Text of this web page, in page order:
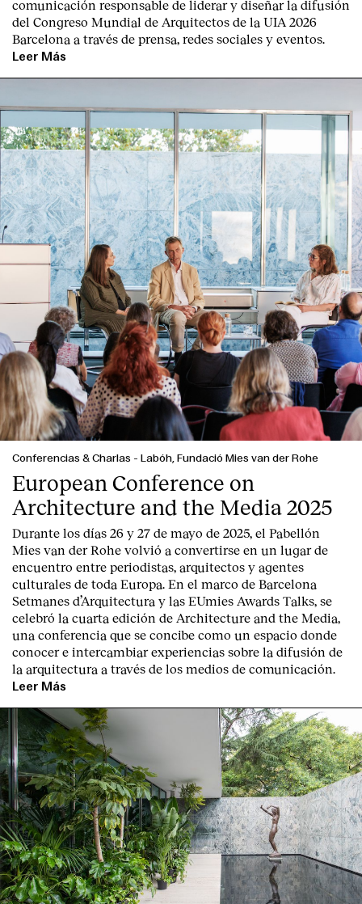
Contacto
comunicación responsable de liderar y diseñar la difusión
del Congreso Mundial de Arquitectos de la UIA 2026
Barcelona a través de prensa, redes sociales y eventos.
Leer Más
Conferencias & Charlas - Labóh, Fundació Mies van der Rohe
European Conference on
Architecture and the Media 2025
Durante los días 26 y 27 de mayo de 2025, el Pabellón
Mies van der Rohe volvió a convertirse en un lugar de
encuentro entre periodistas, arquitectos y agentes
culturales de toda Europa. En el marco de Barcelona
Setmanes d’Arquitectura y las EUmies Awards Talks, se
celebró la cuarta edición de Architecture and the Media,
una conferencia que se concibe como un espacio donde
conocer e intercambiar experiencias sobre la difusión de
la arquitectura a través de los medios de comunicación.
Leer Más